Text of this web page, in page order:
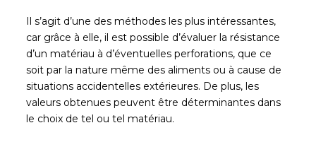
Il s’agit d’une des méthodes les plus intéressantes,
car grâce à elle, il est possible d’évaluer la résistance
d’un matériau à d’éventuelles perforations, que ce
soit par la nature même des aliments ou à cause de
situations accidentelles extérieures. De plus, les
valeurs obtenues peuvent être déterminantes dans
le choix de tel ou tel matériau.